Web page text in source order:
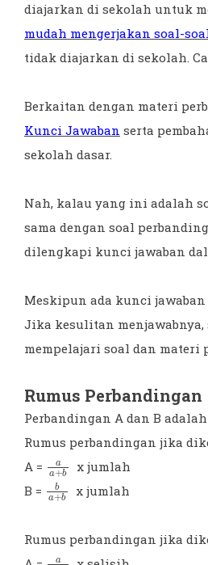
diajarkan di sekolah untuk
mudah mengerjakan soal-
tidak diajarkan di sekolah.
Berkaitan dengan materi
Kunci Jawaban serta
sekolah dasar.
Nah, kalau yang ini adalah
sama dengan soal
dilengkapi kunci jawaban
Meskipun ada kunci
Jika kesulitan
mempelajari soal dan materi
Rumus Perbandingan
Perbandingan A dan B adalah
Rumus perbandingan jika
A =
a
b
x jumlah
B = ba
+b x jumlah
Rumus perbandingan jika
a
b